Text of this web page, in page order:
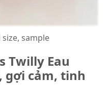
sample
Twilly Eau
gợi cảm, tinh